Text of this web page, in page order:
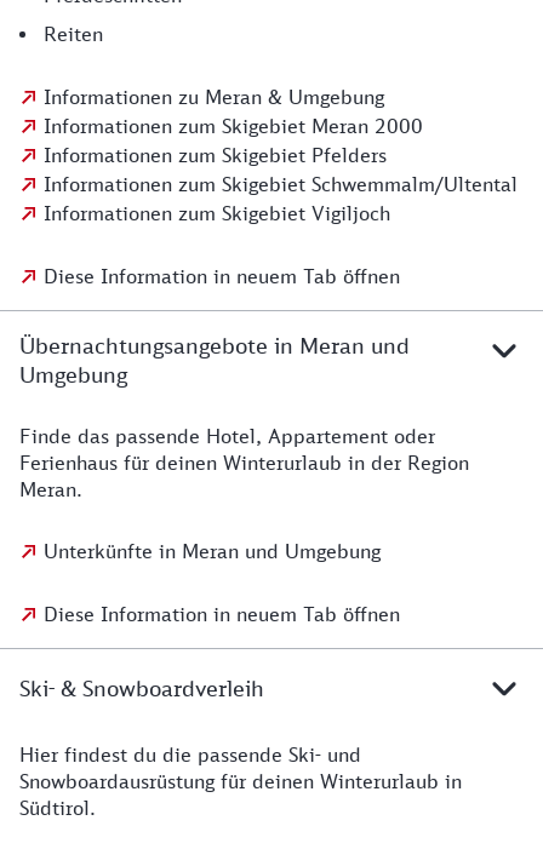
Reiten
Informationen zu Meran & Umgebung
Informationen zum Skigebiet Meran 2000
Informationen zum Skigebiet Pfelders
Informationen zum Skigebiet Schwemmalm/Ultental
Informationen zum Skigebiet Vigiljoch
Diese Information in neuem Tab öffnen
Übernachtungsangebote in Meran und
Umgebung
Finde das passende Hotel, Appartement oder
Ferienhaus für deinen Winterurlaub in der Region
Meran.
Unterkünfte in Meran und Umgebung
Diese Information in neuem Tab öffnen
Ski- & Snowboardverleih
Hier findest du die passende Ski- und
Snowboardausrüstung für deinen Winterurlaub in
Südtirol.